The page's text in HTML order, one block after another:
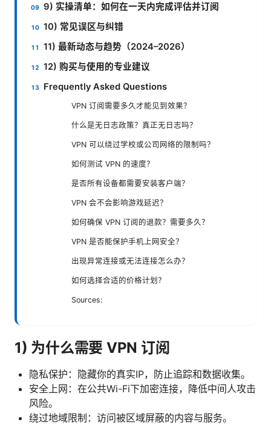
9) 实操清单：如何在一天内完成评估并订阅
10) 常见误区与纠错
11) 最新动态与趋势（2024–2026）
12) 购买与使用的专业建议
Frequently Asked Questions
VPN 订阅需要多久才能见到效果？
什么是无日志政策？真正无日志吗？
VPN 可以绕过学校或公司网络的限制吗？
如何测试 VPN 的速度？
是否所有设备都需要安装客户端？
VPN 会不会影响游戏延迟？
如何确保 VPN 订阅的退款？需要多久？
VPN 是否能保护手机上网安全？
出现异常连接或无法连接怎么办？
如何选择合适的价格计划？
Sources:
1) 为什么需要 VPN 订阅
隐私保护：隐藏你的真实IP，防止追踪和数据收集。
安全上网：在公共Wi-Fi下加密连接，降低中间人攻击
风险。
绕过地域限制：访问被区域屏蔽的内容与服务。